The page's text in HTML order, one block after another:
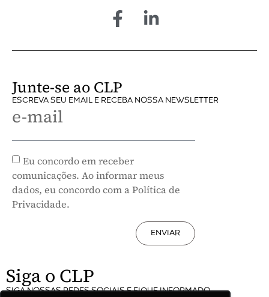
Junte-se ao CLP
ESCREVA SEU EMAIL E RECEBA NOSSA NEWSLETTER
e-mail
Eu concordo em receber
comunicações. Ao informar meus
dados, eu concordo com a Política de
Privacidade.
ENVIAR
Siga o CLP
SIGA NOSSAS REDES SOCIAIS E FIQUE INFORMADO